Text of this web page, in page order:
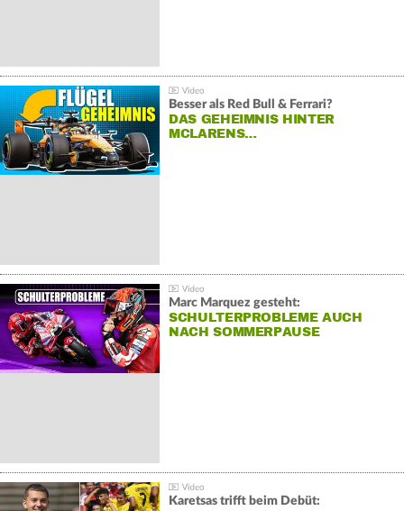
Besser als Red Bull & Ferrari?
DAS GEHEIMNIS HINTER
MCLARENS…
Marc Marquez gesteht:
SCHULTERPROBLEME AUCH
NACH SOMMERPAUSE
Karetsas trifft beim Debüt: